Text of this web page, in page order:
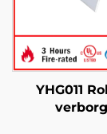
YHG011